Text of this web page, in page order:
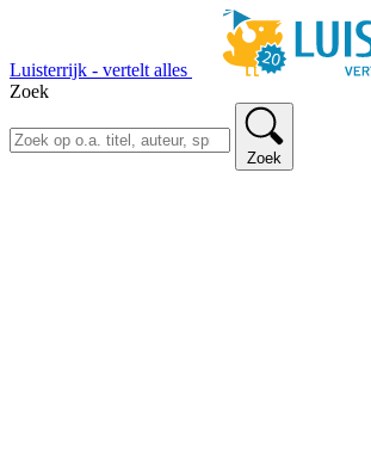
Luisterrijk - vertelt alles
Zoek
Zoek